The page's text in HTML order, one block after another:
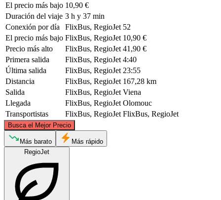
El precio más bajo 10,90 €
Duración del viaje 3 h y 37 min
Conexión por día
FlixBus, RegioJet 52
El precio más bajo FlixBus, RegioJet 10,90 €
Precio más alto
FlixBus, RegioJet 41,90 €
Primera salida
FlixBus, RegioJet 4:40
Última salida
FlixBus, RegioJet 23:55
Distancia
FlixBus, RegioJet 167,28 km
Salida
FlixBus, RegioJet Viena
Llegada
FlixBus, RegioJet Olomouc
Transportistas
FlixBus, RegioJet FlixBus, RegioJet
Busca el Mejor Precio
©CARTO, ©OpenStreetMapcontributors
Más barato
Más rápido
RegioJet